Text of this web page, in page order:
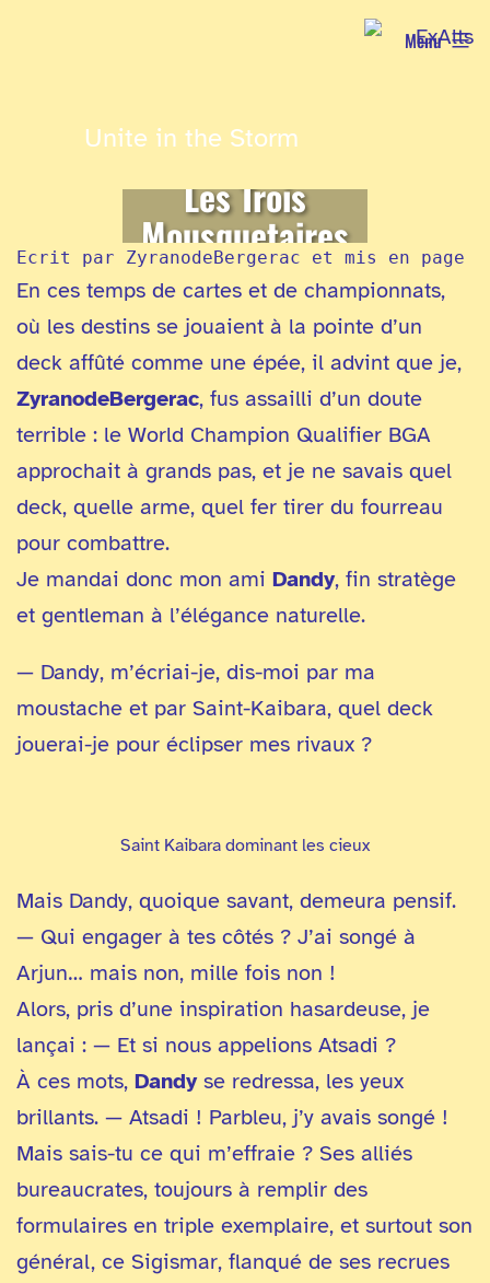
Unite in the Storm
Menu
Les Trois
Mousquetaires
Ecrit par ZyranodeBergerac et mis en page
En ces temps de cartes et de championnats,
où les destins se jouaient à la pointe d’un
deck affûté comme une épée, il advint que je,
ZyranodeBergerac, fus assailli d’un doute
terrible : le World Champion Qualifier BGA
approchait à grands pas, et je ne savais quel
deck, quelle arme, quel fer tirer du fourreau
pour combattre.
Je mandai donc mon ami Dandy, fin stratège
et gentleman à l’élégance naturelle.
— Dandy, m’écriai-je, dis-moi par ma
moustache et par Saint-Kaibara, quel deck
jouerai-je pour éclipser mes rivaux ?
Saint Kaibara dominant les cieux
Mais Dandy, quoique savant, demeura pensif.
— Qui engager à tes côtés ? J’ai songé à
Arjun… mais non, mille fois non !
Alors, pris d’une inspiration hasardeuse, je
lançai : — Et si nous appelions Atsadi ?
À ces mots, Dandyse redressa, les yeux
brillants. — Atsadi ! Parbleu, j’y avais songé !
Mais sais-tu ce qui m’effraie ? Ses alliés
bureaucrates, toujours à remplir des
formulaires en triple exemplaire, et surtout son
général, ce Sigismar, flanqué de ses recrues